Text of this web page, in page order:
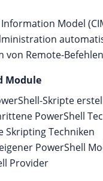
Model
von Remote-Befehlen
Module
Skripte
PowerShell
Skripting Techniken
PowerShell
Provider